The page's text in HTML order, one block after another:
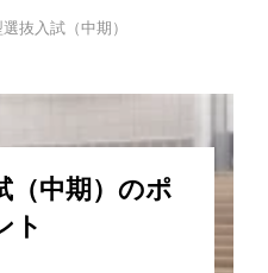
抜入試（中期）
（中期）のポ
ト